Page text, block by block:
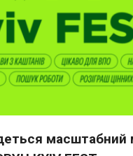
масштабний